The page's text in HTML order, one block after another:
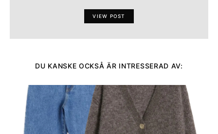
VIEW POST
DU KANSKE OCKSÅ ÄR INTRESSERAD AV: